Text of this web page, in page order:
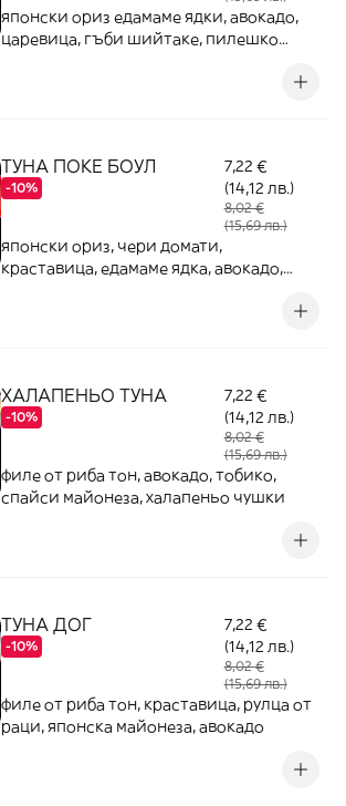
японски ориз едамаме ядки, авокадо,
царевица, гъби шийтаке, пилешко
ТУНА ПОКЕ БОУЛ
-10%
7,22 €
(14,12 лв.)
8,02 €
(15,69 лв.)
японски ориз, чери домати,
краставица, едамаме ядка, авокадо,
ХАЛАПЕНЬО ТУНА
-10%
7,22 €
(14,12 лв.)
8,02 €
(15,69 лв.)
филе от риба тон, авокадо, тобико,
спайси майонеза, халапеньо чушки
ТУНА ДОГ
-10%
7,22 €
(14,12 лв.)
8,02 €
(15,69 лв.)
филе от риба тон, краставица, рулца от
раци, японска майонеза, авокадо